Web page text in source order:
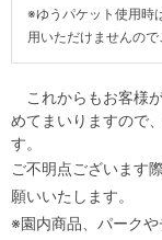
※ゆうパケット使用時
用いただけませんので
これからもお客様
めてまいりますので
す。
ご不明点ございます際
願いいたします。
※園内商品、パーク